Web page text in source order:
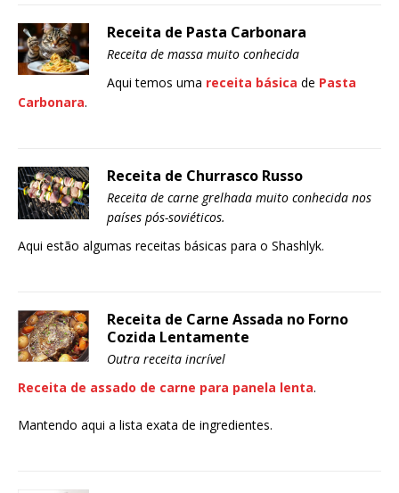
Receita de Pasta Carbonara
Receita de massa muito conhecida
Aqui temos uma receita básica de Pasta
Carbonara.
Receita de Churrasco Russo
Receita de carne grelhada muito conhecida nos
países pós-soviéticos.
Aqui estão algumas receitas básicas para o Shashlyk.
Receita de Carne Assada no Forno
Cozida Lentamente
Outra receita incrível
Receita de assado de carne para panela lenta.
Mantendo aqui a lista exata de ingredientes.